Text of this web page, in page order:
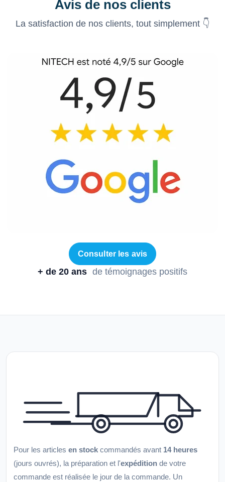
Avis de nos clients
La satisfaction de nos clients, tout simplement 👇
Consulter les avis
+ de 20 ans de témoignages positifs
Pour les articles en stock commandés avant 14 heures
(jours ouvrés), la préparation et l'expédition de votre
commande est réalisée le jour de la commande. Un